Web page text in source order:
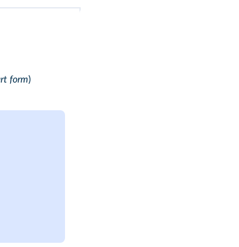
form)